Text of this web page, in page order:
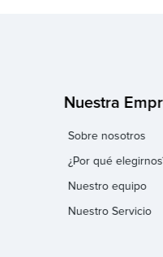
Nuestra
Sobre nosotros
¿Por qué
Nuestro equipo
Nuestro Servicio